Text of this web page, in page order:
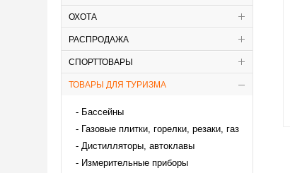
ОХОТА
РАСПРОДАЖА
СПОРТТОВАРЫ
ТОВАРЫ ДЛЯ ТУРИЗМА
Бассейны
Газовые плитки, горелки, резаки, газ
Дистилляторы, автоклавы
Измерительные приборы